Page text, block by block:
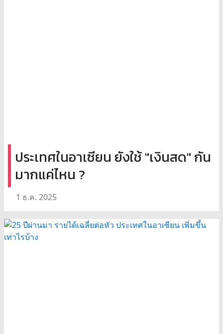
ประเทศในอาเซียน ยังใช้ "เงินสด" กัน
มากแค่ไหน ?
1 ธ.ค. 2025